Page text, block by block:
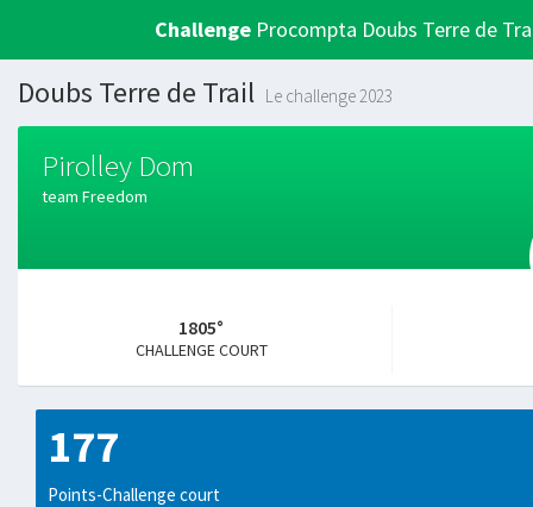
Challenge Procompta Doubs Terre de
Doubs Terre de Trail Le challenge 2023
Pirolley Dom
team Freedom
1805°
CHALLENGE COURT
177
Points-Challenge court